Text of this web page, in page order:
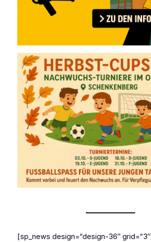
[sp_news design=“design-36″ grid=“3″